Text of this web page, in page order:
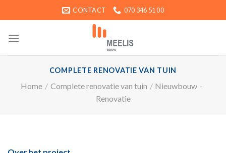
naar
CONTACT 070 346 51 00
COMPLETE RENOVATIE VAN TUIN
Home / Complete renovatie van tuin / Nieuwbouw -
Renovatie